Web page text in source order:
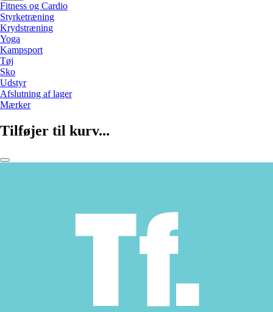
Fitness og Cardio
Styrketræning
Krydstræning
Yoga
Kampsport
Tøj
Sko
Udstyr
Afslutning af lager
Mærker
Tilføjer til kurv...